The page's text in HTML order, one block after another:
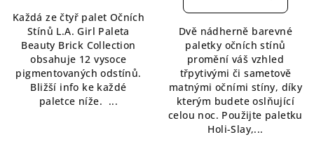
z
5
hvězdiček.
Každá ze čtyř palet Očních
Stínů L.A. Girl Paleta
Beauty Brick Collection
obsahuje 12 vysoce
pigmentovaných odstínů.
Bližší info ke každé
paletce níže. ...
z
5
hvězdiček.
Dvě nádherně barevné
paletky očních stínů
promění váš vzhled
třpytivými či sametově
matnými očními stíny, díky
kterým budete oslňující
celou noc. Použijte paletku
Holi-Slay,...